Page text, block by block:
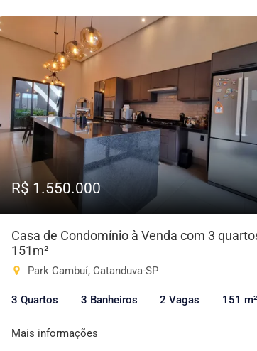
R$ 1.550.000
Casa de Condomínio à Venda com 3
151m²
Park Cambuí, Catanduva-SP
3 Quartos 3 Banheiros 2 Vagas 151 m²
Mais informações